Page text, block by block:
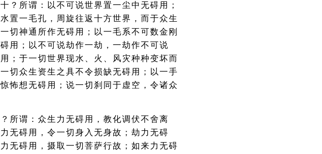
？所谓：以不可说世界置一尘中无碍用；
置一毛孔，周旋往返十方世界，而于众生
切神通所作无碍用；以一毛系不可数金刚
用；以不可说劫作一劫，一劫作不可说
；于一切世界现水、火、风灾种种变坏而
切众生资生之具不令损缺无碍用；以一手
怖想无碍用；说一切刹同于虚空，令诸众
所谓：众生力无碍用，教化调伏不舍离
无碍用，令一切身入无身故；劫力无碍
无碍用，摄取一切菩萨行故；如来力无碍